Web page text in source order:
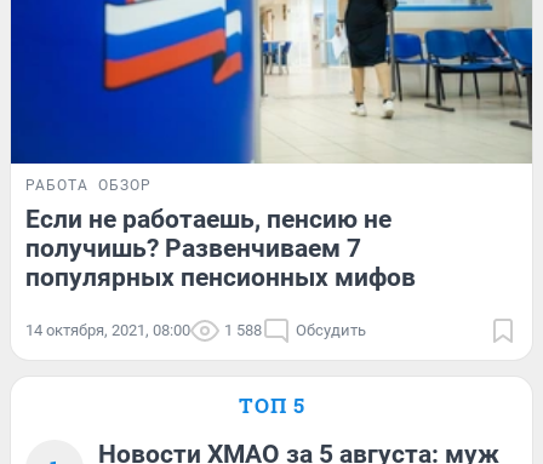
РАБОТА ОБЗОР
Если не работаешь, пенсию не
получишь? Развенчиваем 7
популярных пенсионных мифов
14 октября, 2021, 08:00 1 588 Обсудить
ТОП 5
Новости ХМАО за 5 августа: муж